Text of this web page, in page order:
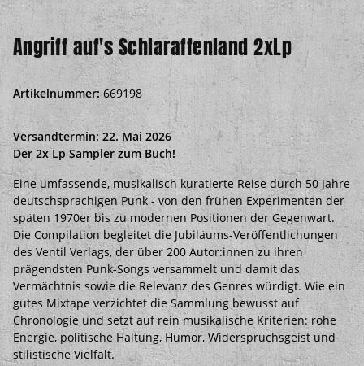
Angriff auf's Schlaraffenland 2xLp
Artikelnummer:669198
Versandtermin: 22. Mai 2026
Der 2x Lp Sampler zum Buch!
Eine umfassende, musikalisch kuratierte Reise durch 50 Jahre
deutschsprachigen Punk - von den frühen Experimenten der
späten 1970er bis zu modernen Positionen der Gegenwart.
Die Compilation begleitet die Jubiläums-Veröffentlichungen
des Ventil Verlags, der über 200 Autor:innen zu ihren
prägendsten Punk-Songs versammelt und damit das
Vermächtnis sowie die Relevanz des Genres würdigt. Wie ein
gutes Mixtape verzichtet die Sammlung bewusst auf
Chronologie und setzt auf rein musikalische Kriterien: rohe
Energie, politische Haltung, Humor, Widerspruchsgeist und
stilistische Vielfalt.